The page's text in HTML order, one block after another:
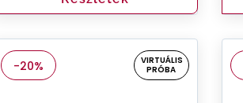
-20%
VIRTUÁLIS
PRÓBA